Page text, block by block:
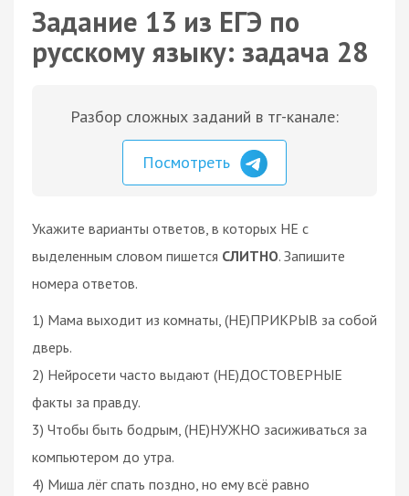
Задание 13 из ЕГЭ по
русскому языку: задача 28
Разбор сложных заданий в тг-канале:
Посмотреть
Укажите варианты ответов, в которых НЕ с
выделенным словом пишется СЛИТНО. Запишите
номера ответов.
1) Мама выходит из комнаты, (НЕ)ПРИКРЫВ за собой
дверь.
2) Нейросети часто выдают (НЕ)ДОСТОВЕРНЫЕ
факты за правду.
3) Чтобы быть бодрым, (НЕ)НУЖНО засиживаться за
компьютером до утра.
4) Миша лёг спать поздно, но ему всё равно